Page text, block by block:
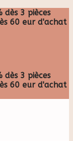
dès 3 pièces
60 eur d'achat
dès 3 pièces
60 eur d'achat